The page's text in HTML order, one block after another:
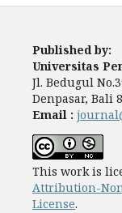
Published by:
Universitas
Jl. Bedugul
Denpasar, Bali
Email :
This work is
Attribution-
License.